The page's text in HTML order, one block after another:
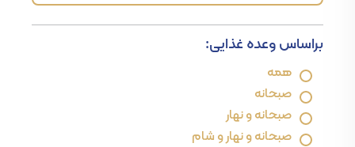
براساس وعده غذایی:
همه
صبحانه
صبحانه و نهار
صبحانه و نهار و شام